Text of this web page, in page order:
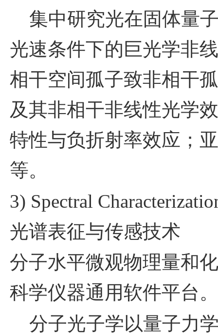
集中研究光在固体量
光速条件下的巨光学非
相干空间孤子致非相干
及其非相干非线性光学
特性与负折射率效应；
等。
3) Spectral
光谱表征与传感技术
分子水平微观物理量和
科学仪器通用软件平台。
分子光子学以量子力